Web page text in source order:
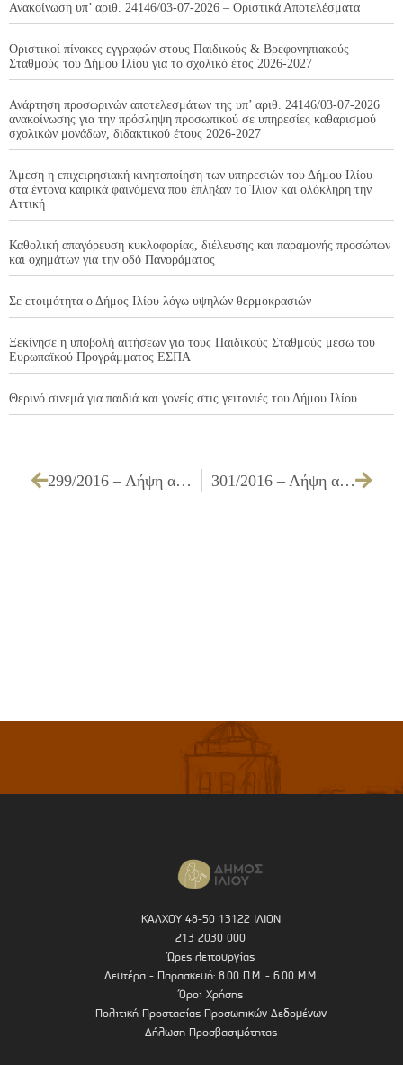
Ανακοίνωση υπ’ αριθ. 24146/03-07-2026 – Οριστικά Αποτελέσματα
Οριστικοί πίνακες εγγραφών στους Παιδικούς & Βρεφονηπιακούς
Σταθμούς του Δήμου Ιλίου για το σχολικό έτος 2026-2027
Ανάρτηση προσωρινών αποτελεσμάτων της υπ’ αριθ. 24146/03-07-2026
ανακοίνωσης για την πρόσληψη προσωπικού σε υπηρεσίες καθαρισμού
σχολικών μονάδων, διδακτικού έτους 2026-2027
Άμεση η επιχειρησιακή κινητοποίηση των υπηρεσιών του Δήμου Ιλίου
στα έντονα καιρικά φαινόμενα που έπληξαν το Ίλιον και ολόκληρη την
Αττική
Καθολική απαγόρευση κυκλοφορίας, διέλευσης και παραμονής προσώπων
και οχημάτων για την οδό Πανοράματος
Σε ετοιμότητα ο Δήμος Ιλίου λόγω υψηλών θερμοκρασιών
Ξεκίνησε η υποβολή αιτήσεων για τους Παιδικούς Σταθμούς μέσω του
Ευρωπαϊκού Προγράμματος ΕΣΠΑ
Θερινό σινεμά για παιδιά και γονείς στις γειτονιές του Δήμου Ιλίου
299/2016 – Λήψη απόφασης για την έγκριση του 1ου ΑΠΕ & του 1ου ΠΚΤΜΝΕ του έργου ΒΕΛΤΙΩΣΗ ΠΡΟΣΒΑΣΙΜΟΤΗΤΑΣ ΛΕΩΦΟΡΟΥ ΑΓ. ΦΑΝΟΥΡΙΟΥ ΓΙΑ ΤΗΝ ΑΣΦΑΛΗ ΠΡΟΣΒΑΣΗ ΠΕΖΩΝ & ΟΧΗΜΑΤΩΝ ΠΡΟΣ ΤΟΥΣ ΔΙΑΜΟΡΦΩΜΕΝΟΥΣ ΧΩΡΟΥΣ ΠΡΑΣΙΝΟΥ ΚΑΙ ΧΩΡΟ ΥΠΑΙΘΡΙΑΣ ΣΤΑΘΜΕΥΣΗΣ (Ο.Τ. 2146Α και 2057Α πρώην 20ο Δημοτικό Σχολείο) 301/2016 – Λήψη απόφασης συμμετοχής του Δήμου Ιλίου, στην υπ’ αρ. πρωτ. 2746/13-7-2016 με κωδικό ΑΤΤ025 Α/Α ΟΠΣ: 1662 Πρόσκληση της Ειδικής Υπηρεσίας Διαχείρισης Ε.Π. Περιφέρειας Αττικής, για την Υποβολή Προτάσεων στο Επιχειρησιακό Πρόγραμμα «Αττική» 2014-2020 Άξονας Προτεραιότητας (09), ο οποίος συγχρηματοδοτείται από το ΕΚΤ, με τίτλο: «Κέντρα Κοινότητας»
ΚΑΛΧΟΥ 48-50 13122 ΙΛΙΟΝ
213 2030 000
Ώρες λειτουργίας
Δευτέρα - Παρασκευή: 8.00 Π.Μ. - 6.00 Μ.Μ.
Όροι Χρήσης
Πολιτική Προστασίας Προσωπικών Δεδομένων
Δήλωση Προσβασιμότητας